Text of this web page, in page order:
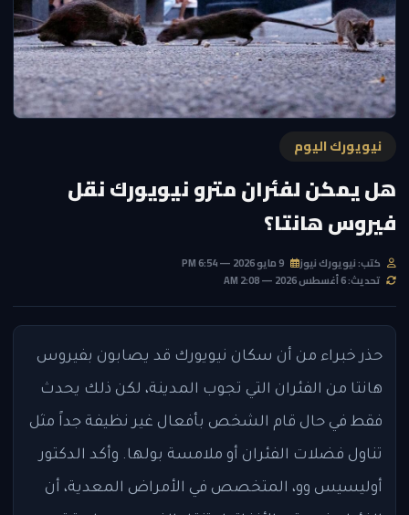
نيويورك اليوم
هل يمكن لفئران مترو نيويورك نقل
فيروس هانتا؟
كتب: نيويورك نيوز
تحديث: 6 أغسطس 2026 — 2:08 AM
حذر خبراء من أن سكان نيويورك قد يصابون بفيروس
هانتا من الفئران التي تجوب المدينة، لكن ذلك يحدث
فقط في حال قام الشخص بأفعال غير نظيفة جداً مثل
تناول فضلات الفئران أو ملامسة بولها. وأكد الدكتور
أوليسيس وو، المتخصص في الأمراض المعدية، أن